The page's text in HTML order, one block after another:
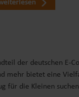
der deutschen
mehr bietet eine
die Kleinen